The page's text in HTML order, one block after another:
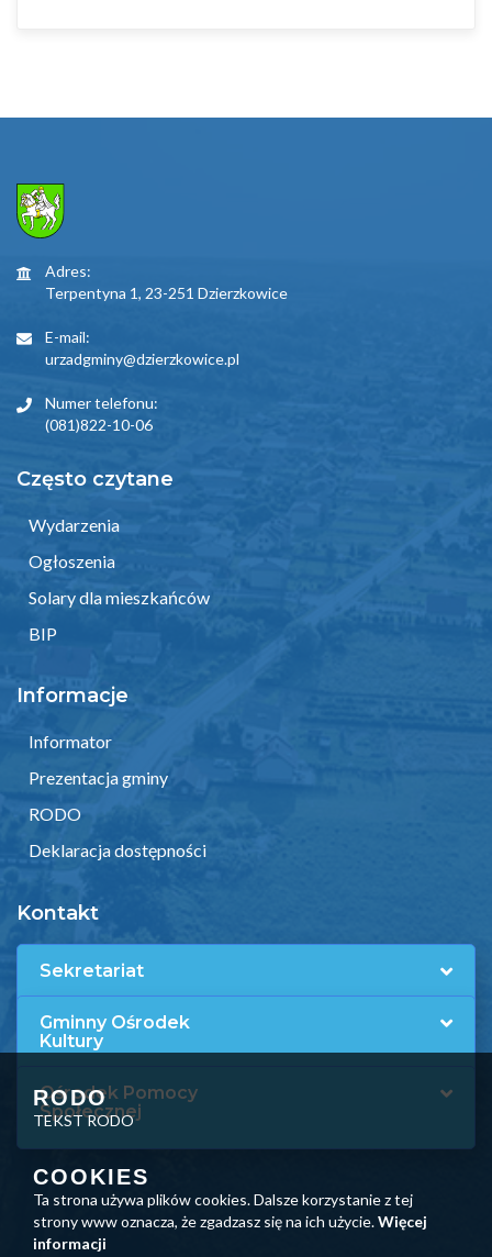
Adres:
Terpentyna 1, 23-251 Dzierzkowice
E-mail:
urzadgminy@dzierzkowice.pl
Numer telefonu:
(081)822-10-06
Często czytane
Wydarzenia
Ogłoszenia
Solary dla mieszkańców
BIP
Informacje
Informator
Prezentacja gminy
RODO
Deklaracja dostępności
Kontakt
Sekretariat
Gminny Ośrodek
Kultury
Ośrodek Pomocy
Społecznej
RODO
TEKST RODO
COOKIES
Ta strona używa plików cookies. Dalsze korzystanie z tej
strony www oznacza, że zgadzasz się na ich użycie.Więcej
informacji